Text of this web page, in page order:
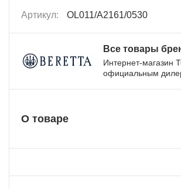
Артикул: OL011/A2161/0530
Все товары
Интернет-магазин
официальным
О товаре